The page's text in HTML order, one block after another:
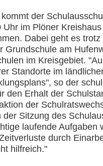
der
im Plöner
Dabei geht es
Grundschule am
im Kreisgebiet.
Standorte im
so der
den Erhalt der
der
Sitzung des
laufende Aufgaben
durch
hilfreich."